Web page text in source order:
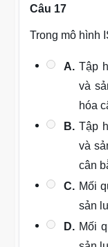
Câu 17
Trong mô hình
A. Tập
và
hóa
B. Tập
và
cân
C. Mối
sản
D. Mối